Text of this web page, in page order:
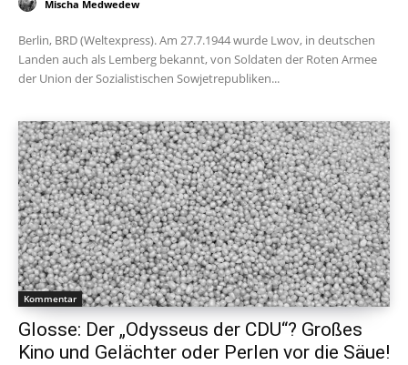
Mischa Medwedew
Berlin, BRD (Weltexpress). Am 27.7.1944 wurde Lwov, in deutschen
Landen auch als Lemberg bekannt, von Soldaten der Roten Armee
der Union der Sozialistischen Sowjetrepubliken...
Kommentar
Glosse: Der „Odysseus der CDU“? Großes
Kino und Gelächter oder Perlen vor die Säue!